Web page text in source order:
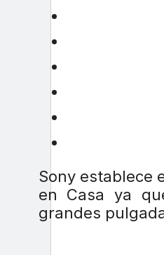
Sony establece
en Casa ya
grandes